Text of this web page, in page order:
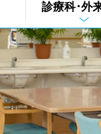
診療科･外